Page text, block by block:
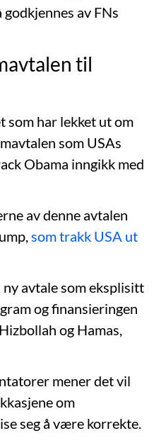
av FNs
til
som har lekket ut om
som USAs
Obama inngikk med
av denne avtalen
som trakk USA ut
avtale som eksplisitt
og finansieringen
og Hamas,
mener det vil
om
seg å være korrekte.